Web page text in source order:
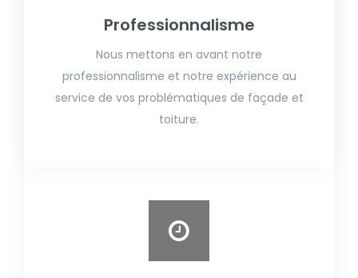
Professionnalisme
Nous mettons en avant notre
professionnalisme et notre expérience au
service de vos problématiques de façade et
toiture.